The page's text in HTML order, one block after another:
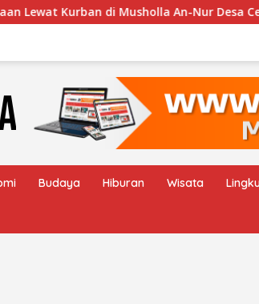
An-Nur Desa Cengkalsewu
Budaya Hiburan Wisata